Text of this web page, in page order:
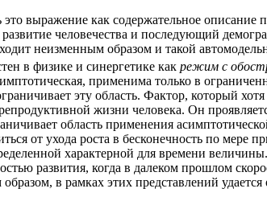
выражение как содержательное описание
человечества и последующий
неизменным образом и такой
в физике и синергетике как режим с
применима только в
эту область. Фактор, который
жизни человека. Он
область применения
от ухода роста в бесконечность по мере
характерной для времени
развития, когда в далеком прошлом
в рамках этих представлений удается